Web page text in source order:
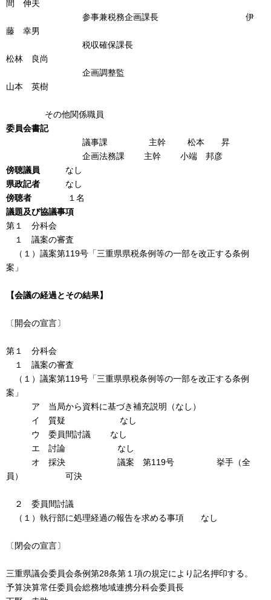
間 伸夫
参事兼税務企画課長 伊
藤 幸男
税収確保課長
松林 良尚
企画調整監
山本 英樹
その他関係職員
委員会書記
議事課 主幹 松本 昇
企画法務課 主幹 小端 邦彦
傍聴議員 なし
県政記者 なし
傍聴者 １名
議題及び協議事項
第１ 分科会
１ 議案の審査
（１）議案第119号「三重県県税条例等の一部を改正する条例
案」
【会議の経過とその結果】
〔開会の宣言〕
第１ 分科会
１ 議案の審査
（１）議案第119号「三重県県税条例等の一部を改正する条例
案」
ア 当局から資料に基づき補充説明（なし）
イ 質疑 なし
ウ 委員間討議 なし
エ 討論 なし
オ 採決 議案 第119号 挙手（全
員） 可決
２ 委員間討議
（１）執行部に処理経過の報告を求める事項 なし
〔閉会の宣言〕
三重県議会委員会条例第28条第１項の規定により記名押印する。
予算決算常任委員会総務地域連携分科会委員長